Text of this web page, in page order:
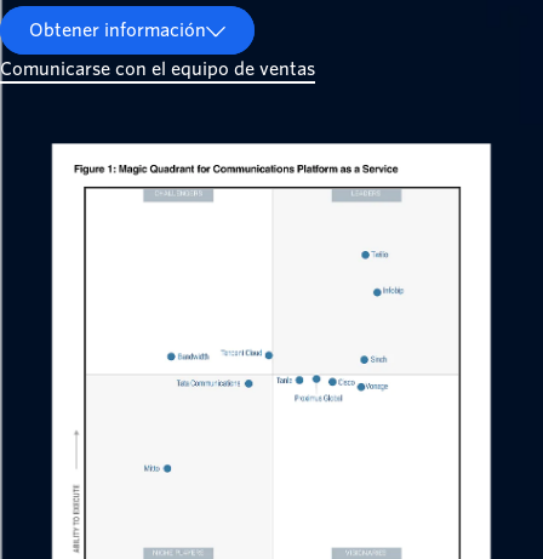
Obtener información
Comunicarse con el equipo de ventas